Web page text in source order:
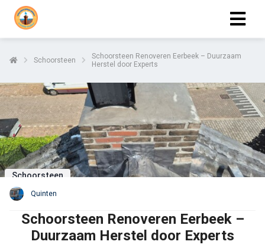
Schoorsteen
Schoorsteen Renoveren Eerbeek – Duurzaam
Herstel door Experts
Schoorsteen
Quinten
Schoorsteen Renoveren Eerbeek –
Duurzaam Herstel door Experts